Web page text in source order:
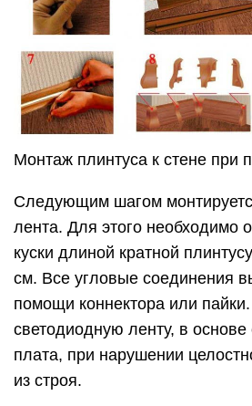
https://youtube.com/watch?v=p-
Далее произведите операции
ленты на местах её изгиба,